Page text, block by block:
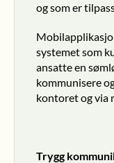
og som er
systemet som
ansatte en
kommunisere
kontoret og via
Trygg